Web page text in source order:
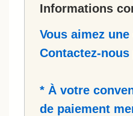
Informations
Vous aimez
Contactez-
* À votre
de paiement